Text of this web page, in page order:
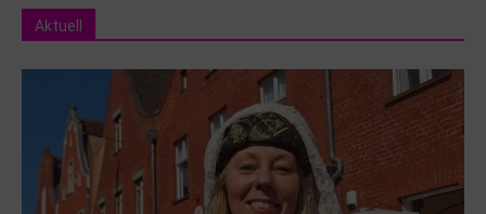
Aktuell